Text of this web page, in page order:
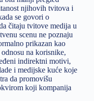
njihovih tvitova i
se govori o
čitaju tvitove medija u
scenu ne poznaju
prikazan kao
na korisnike,
indirektni motivi,
i medijske kuće koje
da promovišu
koji kompanija